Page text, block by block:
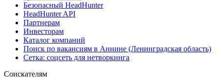
Безопасный HeadHunter
HeadHunter API
Партнерам
Инвесторам
Каталог компаний
Поиск по вакансиям в Аннине (Ленинградская область)
Сетка: соцсеть для нетворкинга
Соискателям